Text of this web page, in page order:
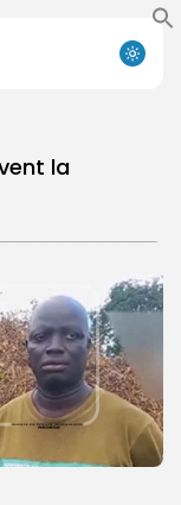
la